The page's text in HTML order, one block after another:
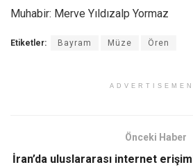
Muhabir: Merve Yıldızalp Yormaz
Etiketler: Bayram Müze Ören
Önceki Haber
İran’da uluslararası internet